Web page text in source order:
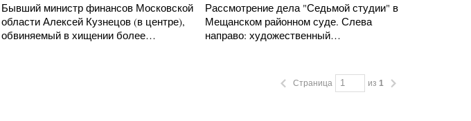
Бывший министр финансов Московской
области Алексей Кузнецов (в центре),
обвиняемый в хищении более…
Рассмотрение дела "Седьмой студии" в
Мещанском районном суде. Слева
направо: художественный…
Страница из 1